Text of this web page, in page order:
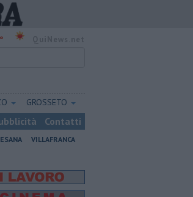
GROSSETO
Contatti
VILLAFRANCA